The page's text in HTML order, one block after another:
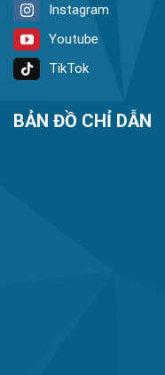
Instagram
Youtube
TikTok
BẢN ĐỒ CHỈ DẪN